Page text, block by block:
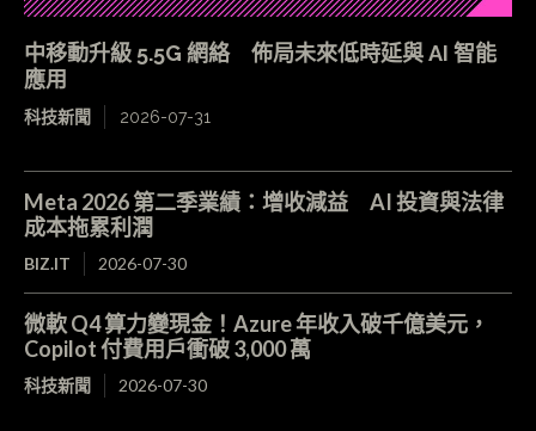
中移動升級 5.5G 網絡 佈局未來低時延與 AI 智能
應用
科技新聞 2026-07-31
Meta 2026 第二季業績：增收減益 AI 投資與法律
成本拖累利潤
BIZ.IT 2026-07-30
微軟 Q4 算力變現金！Azure 年收入破千億美元，
Copilot 付費用戶衝破 3,000 萬
科技新聞 2026-07-30